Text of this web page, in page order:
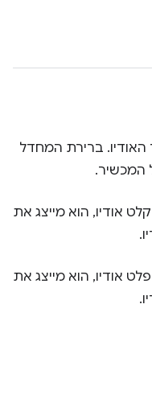
ברירת המחדל
המכשיר.
אודיו, הוא מייצג את
אודיו, הוא מייצג את